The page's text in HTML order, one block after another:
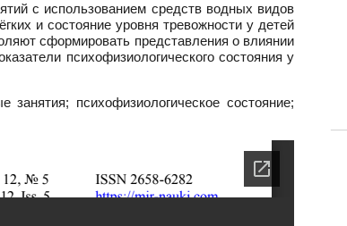
с использованием средств водных видов
и состояние уровня тревожности у детей
сформировать представления о влиянии
психофизиологического состояния у
психофизиологическое состояние;